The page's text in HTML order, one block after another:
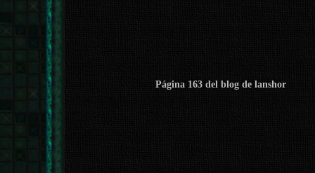
Página 163 del blog de lanshor